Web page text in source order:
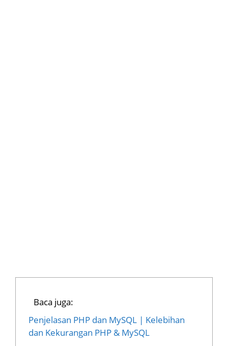
Baca juga:
Penjelasan PHP dan MySQL | Kelebihan
dan Kekurangan PHP & MySQL